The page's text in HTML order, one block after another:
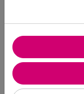
marykay.com/en-us/
I was given this
someone in my
something for us.
this twice and my